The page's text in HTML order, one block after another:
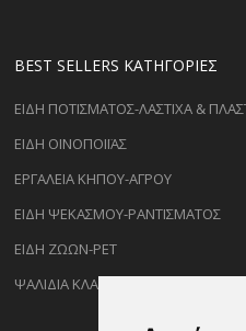
BEST SELLERS ΚΑΤΗΓΟΡΊΕΣ
ΕΙΔΗ ΠΟΤΙΣΜΑΤΟΣ-ΛΑΣΤΙΧΑ &
ΕΙΔΗ ΟΙΝΟΠΟΙΪΑΣ
ΕΡΓΑΛΕΙΑ ΚΗΠΟΥ-ΑΓΡΟΥ
ΕΙΔΗ ΨΕΚΑΣΜΟΥ-ΡΑΝΤΙΣΜΑΤΟΣ
ΕΙΔΗ ΖΩΩΝ-PET
ΨΑΛΙΔΙΑ ΚΛΑΔΕΜΑΤΟΣ